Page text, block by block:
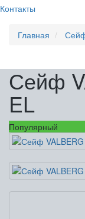
Контакты
Главная
Сейф
EL
Популярный